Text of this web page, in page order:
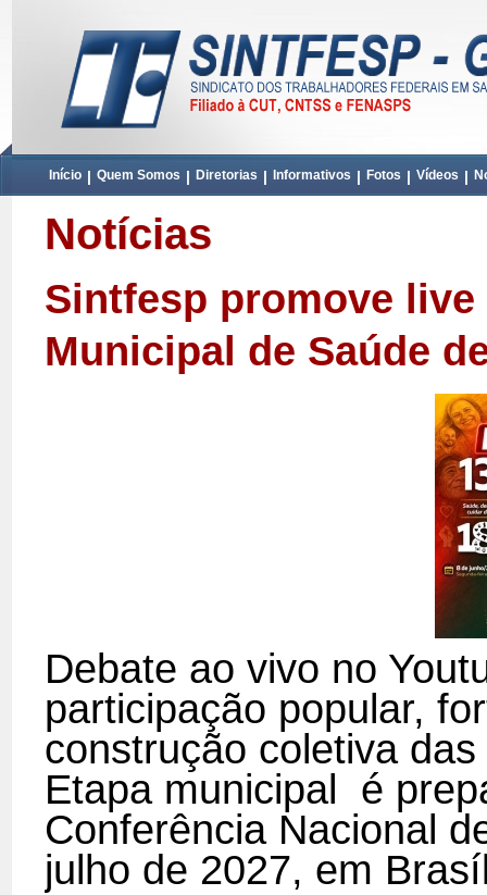
Início | Quem Somos | Diretorias | Informativos | Fotos | Vídeos |
Notícias
Sintfesp promove live
Municipal de Saúde
Debate ao vivo no
participação popular,
construção coletiva
Etapa municipal
é
Conferência Nacional
julho de 2027, em